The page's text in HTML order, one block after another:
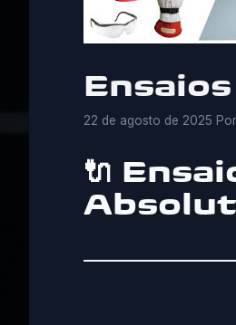
22 de agosto de 2025 Por
🔌